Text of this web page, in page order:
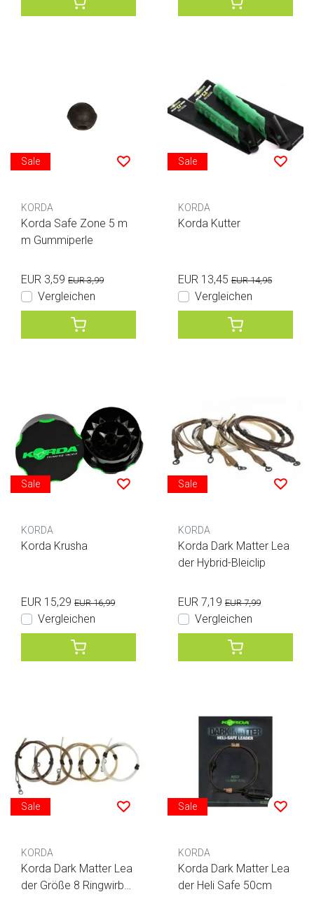
Sale
KORDA
Korda Safe Zone 5 m
m Gummiperle
EUR 3,59 EUR 3,99
Vergleichen
Sale
KORDA
Korda Kutter
EUR 13,45 EUR 14,95
Vergleichen
Sale
KORDA
Korda Krusha
EUR 15,29 EUR 16,99
Vergleichen
Sale
KORDA
Korda Dark Matter Lea
der Hybrid-Bleiclip
EUR 7,19 EUR 7,99
Vergleichen
Sale
KORDA
Korda Dark Matter Lea
der Größe 8 Ringwirbel
Sale
KORDA
Korda Dark Matter Lea
der Heli Safe 50cm